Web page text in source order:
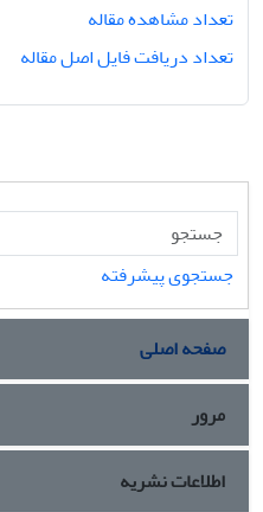
تعداد مشاهده مقاله
تعداد دریافت فایل اصل مقاله
جستجوی پیشرفته
صفحه اصلی
مرور
اطلاعات نشریه